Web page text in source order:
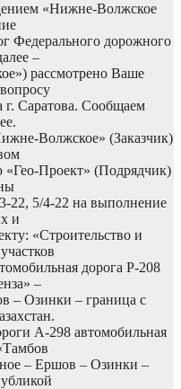
«Нижне-Волжское
Федерального дорожного
–
рассмотрено Ваше
г. Саратова. Сообщаем
Волжское» (Заказчик)
«Гео-Проект» (Подрядчик)
22, 5/4-22 на выполнение
и
«Строительство и
дорога Р-208
–
– Озинки – граница с
А-298 автомобильная
– Ершов – Озинки –